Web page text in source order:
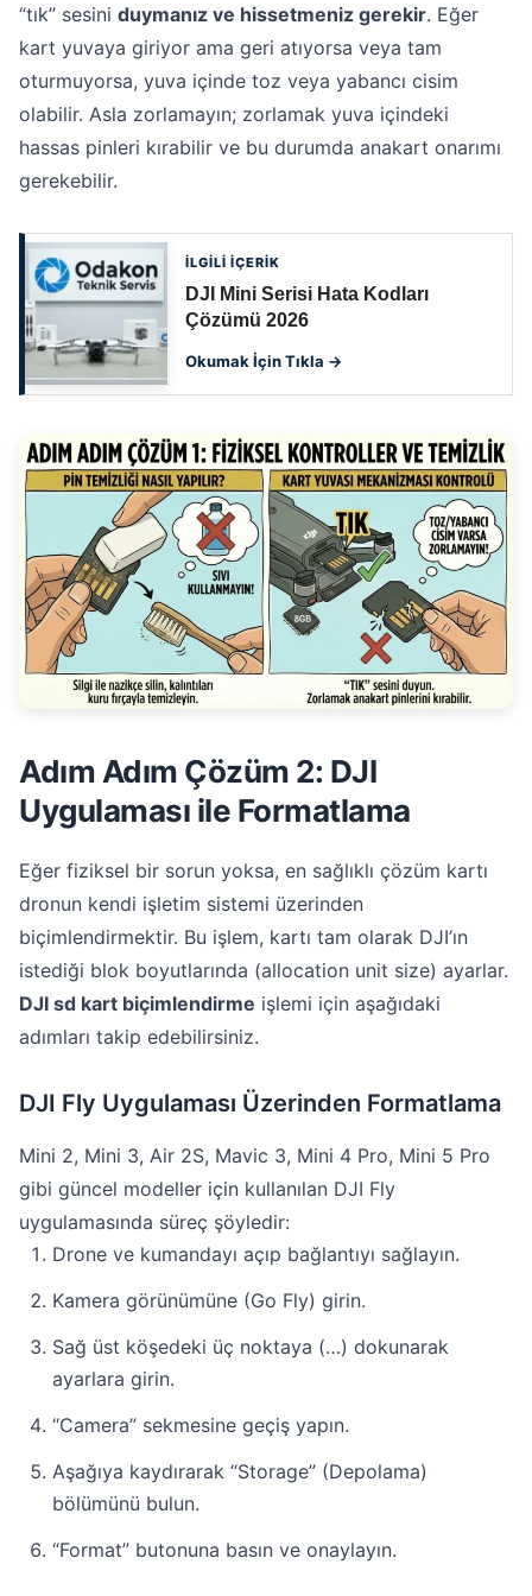
“tık” sesini duymanız ve hissetmeniz gerekir. Eğer
kart yuvaya giriyor ama geri atıyorsa veya tam
oturmuyorsa, yuva içinde toz veya yabancı cisim
olabilir. Asla zorlamayın; zorlamak yuva içindeki
hassas pinleri kırabilir ve bu durumda anakart onarımı
gerekebilir.
İLGİLİ İÇERİK
DJI Mini Serisi Hata Kodları
Çözümü 2026
Okumak İçin Tıkla →
Adım Adım Çözüm 2: DJI
Uygulaması ile Formatlama
Eğer fiziksel bir sorun yoksa, en sağlıklı çözüm kartı
dronun kendi işletim sistemi üzerinden
biçimlendirmektir. Bu işlem, kartı tam olarak DJI’ın
istediği blok boyutlarında (allocation unit size) ayarlar.
DJI sd kart biçimlendirme işlemi için aşağıdaki
adımları takip edebilirsiniz.
DJI Fly Uygulaması Üzerinden Formatlama
Mini 2, Mini 3, Air 2S, Mavic 3, Mini 4 Pro, Mini 5 Pro
gibi güncel modeller için kullanılan DJI Fly
uygulamasında süreç şöyledir:
Drone ve kumandayı açıp bağlantıyı sağlayın.
Kamera görünümüne (Go Fly) girin.
Sağ üst köşedeki üç noktaya (…) dokunarak
ayarlara girin.
“Camera” sekmesine geçiş yapın.
Aşağıya kaydırarak “Storage” (Depolama)
bölümünü bulun.
“Format” butonuna basın ve onaylayın.